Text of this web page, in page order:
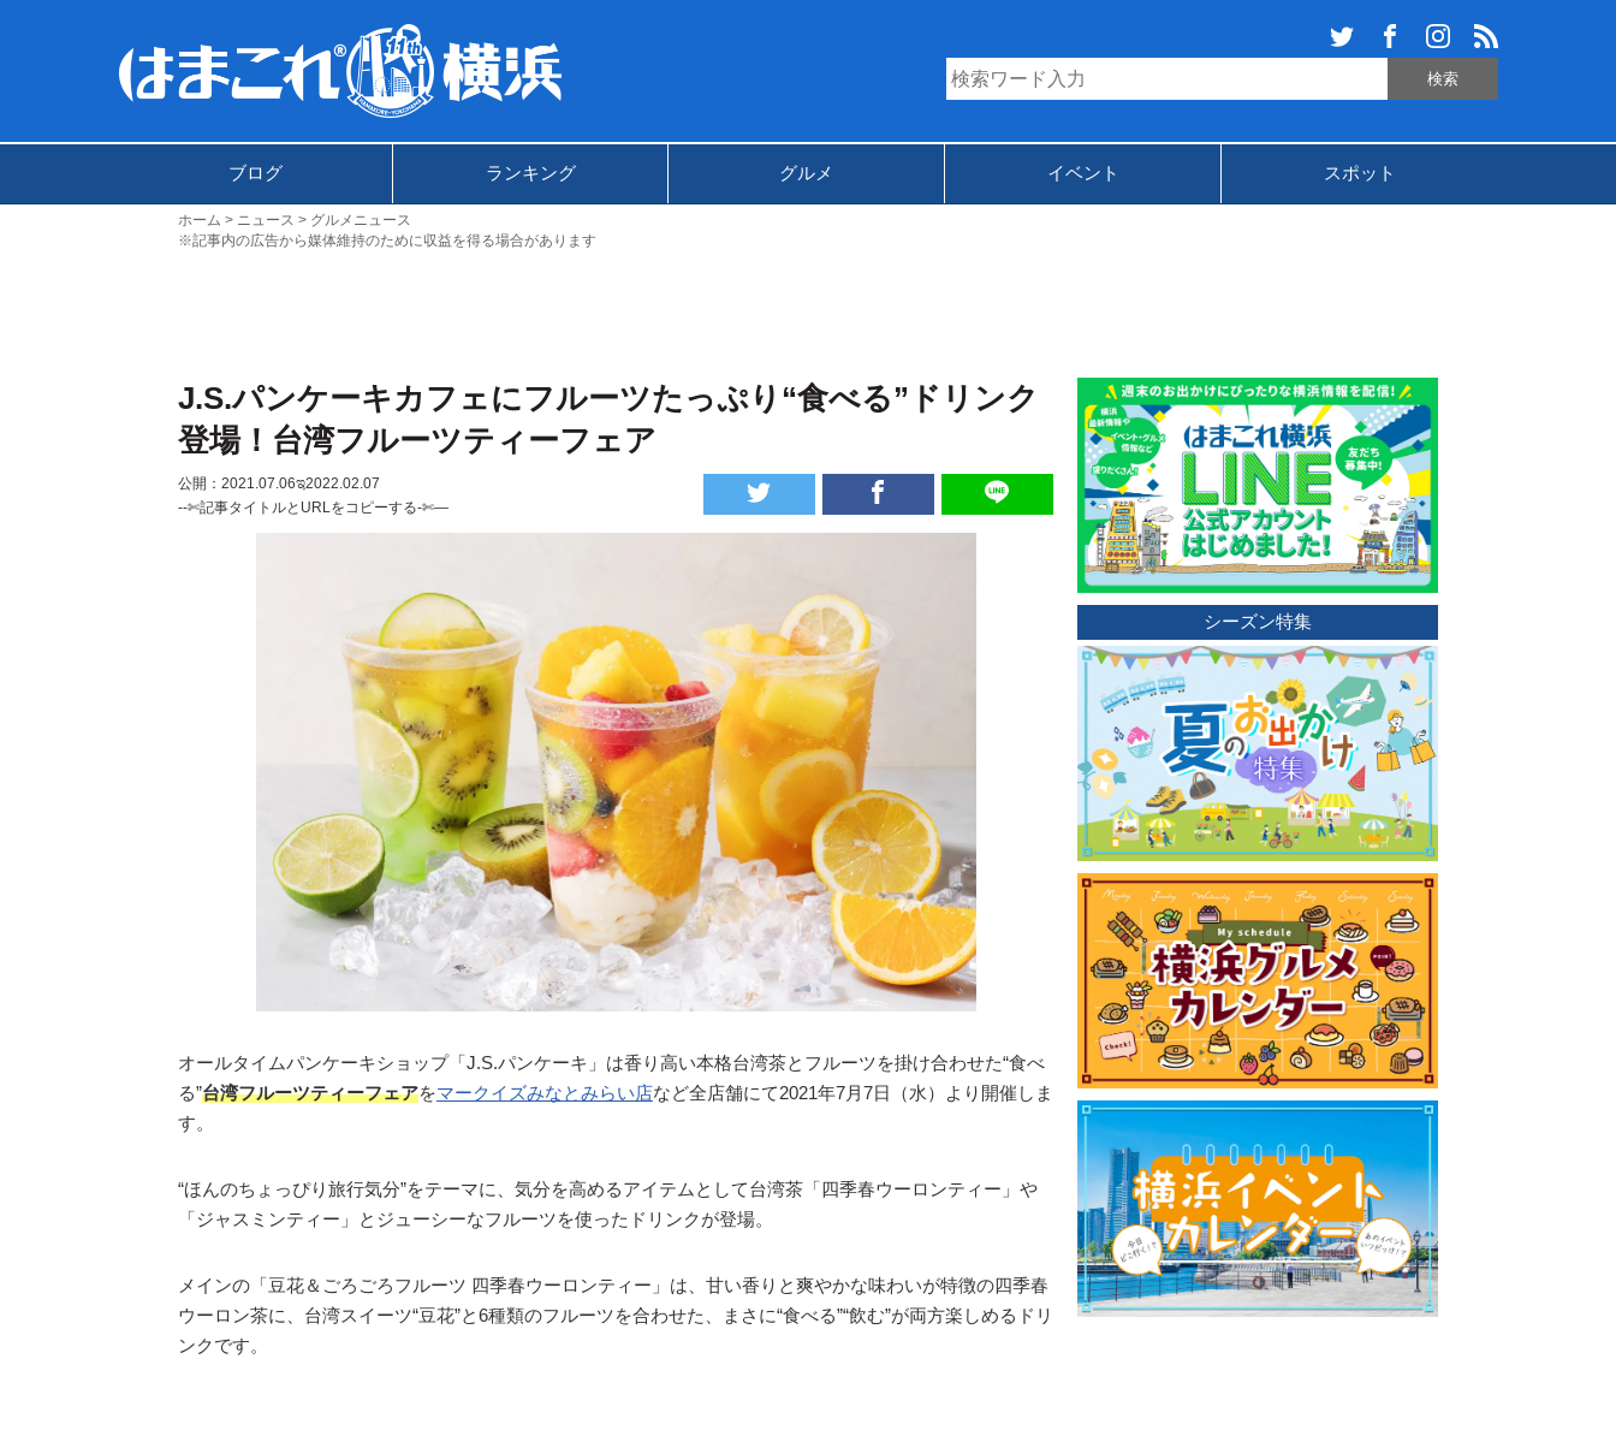
ブログ ランキング グルメ イベント スポット
ホーム ニュース
グルメニュース
※記事内の広告から媒体維持のために収益を得る場合があります
J.S.パンケーキカフェにフルーツたっぷり“食べる”ドリンク
登場！台湾フルーツティーフェア
公開：2021.07.06ಇ2022.02.07
--✄記事タイトルとURLをコピーする-✄—
オールタイムパンケーキショップ「J.S.パンケーキ」は香り高い本格台湾茶とフルーツを掛け合わせた“食べ
る”台湾フルーツティーフェアをマークイズみなとみらい店など全店舗にて2021年7月7日（水）より開催しま
す。
“ほんのちょっぴり旅行気分”をテーマに、気分を高めるアイテムとして台湾茶「四季春ウーロンティー」や
「ジャスミンティー」とジューシーなフルーツを使ったドリンクが登場。
メインの「豆花＆ごろごろフルーツ 四季春ウーロンティー」は、甘い香りと爽やかな味わいが特徴の四季春
ウーロン茶に、台湾スイーツ“豆花”と6種類のフルーツを合わせた、まさに“食べる”“飲む”が両方楽しめるドリ
ンクです。
シーズン特集